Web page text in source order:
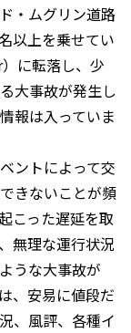
・ムグリン道路
以上を乗せてい
に転落し、少
大事故が発生し
報は入っていま
ントによって交
きないことが頻
こった遅延を取
無理な運行状況
うな大事故が
、安易に値段だ
、風評、各種イ